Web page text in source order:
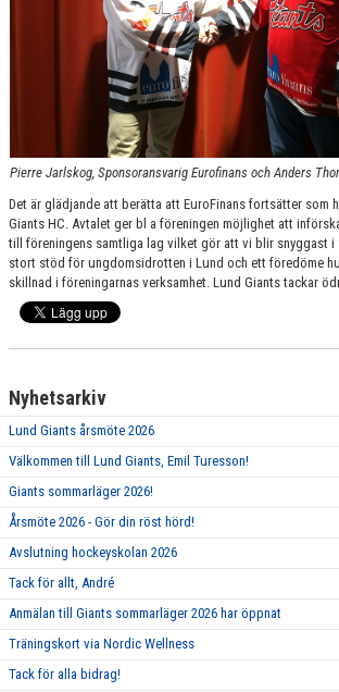
Pierre Jarlskog, Sponsoransvarig Eurofinans och Anders
Det är glädjande att berätta att EuroFinans fortsätter som
Giants HC. Avtalet ger bl a föreningen möjlighet att
till föreningens samtliga lag vilket gör att vi blir snyggast i
stort stöd för ungdomsidrotten i Lund och ett föredöme
skillnad i föreningarnas verksamhet. Lund Giants tackar
Nyhetsarkiv
Lund Giants årsmöte 2026
Välkommen till Lund Giants, Emil Turesson!
Giants sommarläger 2026!
Årsmöte 2026 - Gör din röst hörd!
Avslutning hockeyskolan 2026
Tack för allt, André
Anmälan till Giants sommarläger 2026 har öppnat
Träningskort via Nordic Wellness
Tack för alla bidrag!